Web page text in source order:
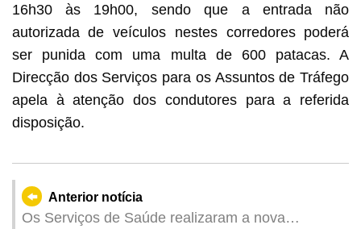
16h30 às 19h00, sendo que a entrada não
autorizada de veículos nestes corredores poderá
ser punida com uma multa de 600 patacas. A
Direcção dos Serviços para os Assuntos de Tráfego
apela à atenção dos condutores para a referida
disposição.
Anterior notícia
Os Serviços de Saúde realizaram a nova